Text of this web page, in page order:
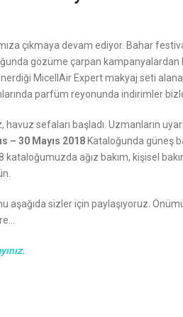
çıkmaya devam ediyor. Bahar
gözüme çarpan kampanyalardan
MicellAir Expert makyaj seti
parfüm reyonunda indirimler
sefaları başladı. Uzmanların
– 30 Mayıs 2018 Kataloğunda güneş
ağız bakım, kişisel
aşağıda sizler için paylaşıyoruz.